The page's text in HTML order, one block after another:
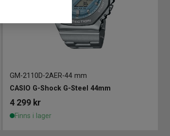
GM-2110D-2AER-44 mm
CASIO G-Shock G-Steel 44mm
4 299 kr
Finns i lager